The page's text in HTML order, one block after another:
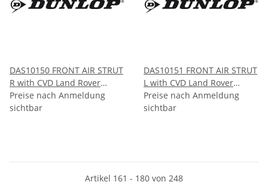
DAS10150 FRONT AIR STRUT
R with CVD Land Rover
RANGE ROVER SPORT L494
2014-
Preise nach Anmeldung
sichtbar
DAS10151 FRONT AIR STRUT
L with CVD Land Rover
RANGE ROVER SPORT L494
2014-
Preise nach Anmeldung
sichtbar
Artikel 161 - 180 von 248